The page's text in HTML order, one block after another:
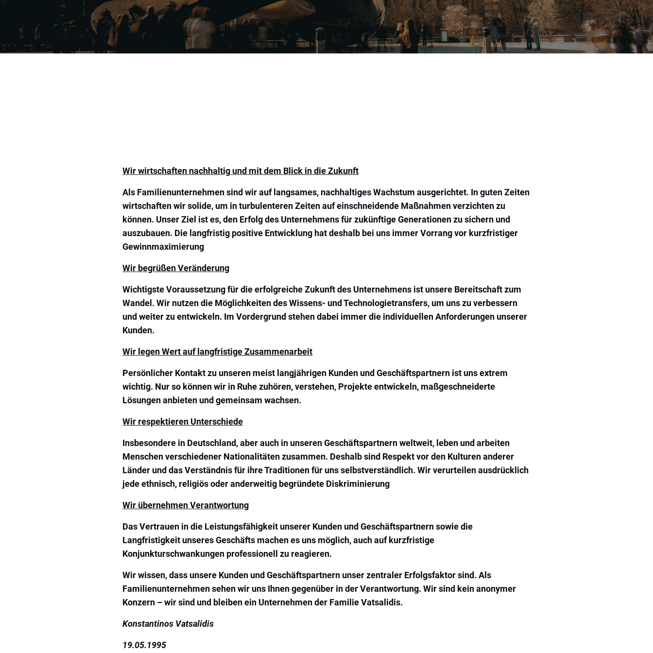
Wir wirtschaften nachhaltig und mit dem Blick in die Zukunft
Als Familienunternehmen sind wir auf langsames, nachhaltiges Wachstum ausgerichtet. In guten Zeiten
wirtschaften wir solide, um in turbulenteren Zeiten auf einschneidende Maßnahmen verzichten zu
können. Unser Ziel ist es, den Erfolg des Unternehmens für zukünftige Generationen zu sichern und
auszubauen. Die langfristig positive Entwicklung hat deshalb bei uns immer Vorrang vor kurzfristiger
Gewinnmaximierung
Wir begrüßen Veränderung
Wichtigste Voraussetzung für die erfolgreiche Zukunft des Unternehmens ist unsere Bereitschaft zum
Wandel. Wir nutzen die Möglichkeiten des Wissens- und Technologietransfers, um uns zu verbessern
und weiter zu entwickeln. Im Vordergrund stehen dabei immer die individuellen Anforderungen unserer
Kunden.
Wir legen Wert auf langfristige Zusammenarbeit
Persönlicher Kontakt zu unseren meist langjährigen Kunden und Geschäftspartnern ist uns extrem
wichtig. Nur so können wir in Ruhe zuhören, verstehen, Projekte entwickeln, maßgeschneiderte
Lösungen anbieten und gemeinsam wachsen.
Wir respektieren Unterschiede
Insbesondere in Deutschland, aber auch in unseren Geschäftspartnern weltweit, leben und arbeiten
Menschen verschiedener Nationalitäten zusammen. Deshalb sind Respekt vor den Kulturen anderer
Länder und das Verständnis für ihre Traditionen für uns selbstverständlich. Wir verurteilen ausdrücklich
jede ethnisch, religiös oder anderweitig begründete Diskriminierung
Wir übernehmen Verantwortung
Das Vertrauen in die Leistungsfähigkeit unserer Kunden und Geschäftspartnern sowie die
Langfristigkeit unseres Geschäfts machen es uns möglich, auch auf kurzfristige
Konjunkturschwankungen professionell zu reagieren.
Wir wissen, dass unsere Kunden und Geschäftspartnern unser zentraler Erfolgsfaktor sind. Als
Familienunternehmen sehen wir uns Ihnen gegenüber in der Verantwortung. Wir sind kein anonymer
Konzern – wir sind und bleiben ein Unternehmen der Familie Vatsalidis.
Konstantinos Vatsalidis
19.05.1995